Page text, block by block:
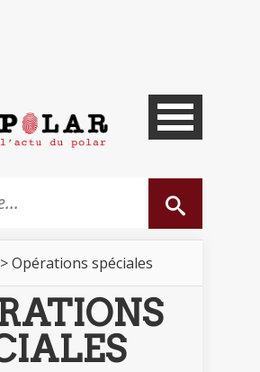
> Opérations spéciales